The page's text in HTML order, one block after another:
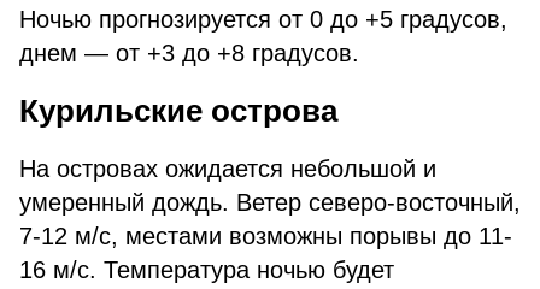
Ночью прогнозируется от 0 до +5 градусов,
днем — от +3 до +8 градусов.
Курильские острова
На островах ожидается небольшой и
умеренный дождь. Ветер северо-восточный,
7-12 м/с, местами возможны порывы до 11-
16 м/с. Температура ночью будет